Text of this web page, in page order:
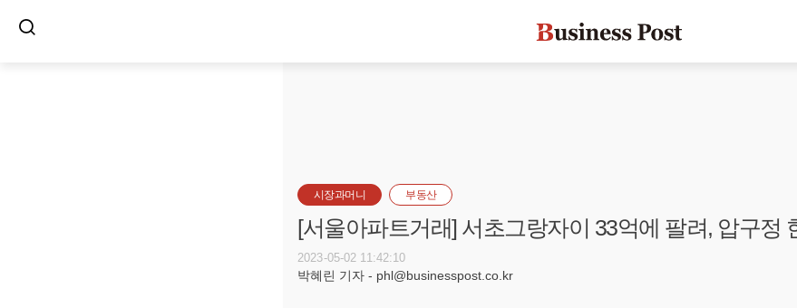
시장과머니 부동산
[서울아파트거래] 서초그랑자이 33억에 팔려, 압구정
2023-05-02 11:42:10
박혜린 기자 - phl@businesspost.co.kr